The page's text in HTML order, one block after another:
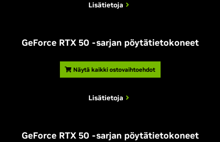
Lisätietoja
GeForce RTX 50 -sarjan pöytätietokoneet
Näytä kaikki ostovaihtoehdot
Lisätietoja
GeForce RTX 50 -sarjan pöytätietokoneet